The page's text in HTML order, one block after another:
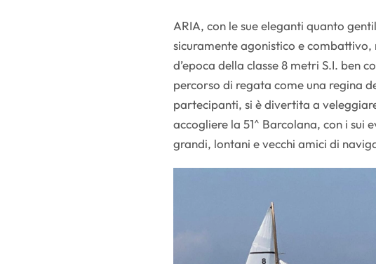
ARIA, con le sue eleganti quanto
sicuramente agonistico e combattivo,
d’epoca della classe 8 metri S.I. ben
percorso di regata come una regina
partecipanti, si è divertita a
accogliere la 51^ Barcolana, con i sui
grandi, lontani e vecchi amici di